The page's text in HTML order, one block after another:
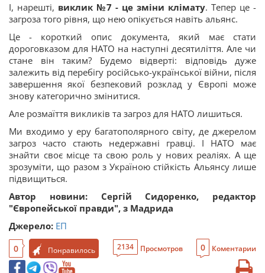
І, нарешті, виклик №7 - це зміни клімату. Тепер це -
загроза того рівня, що нею опікується навіть альянс.
Це - короткий опис документа, який має стати
дороговказом для НАТО на наступні десятиліття. Але чи
стане він таким? Будемо відверті: відповідь дуже
залежить від перебігу російсько-української війни, після
завершення якої безпековий розклад у Європі може
знову категорично змінитися.
Але розмаїття викликів та загроз для НАТО лишиться.
Ми входимо у еру багатополярного світу, де джерелом
загроз часто стають недержавні гравці. І НАТО має
знайти своє місце та свою роль у нових реаліях. А ще
зрозуміти, що разом з Україною стійкість Альянсу лише
підвищиться.
Автор
новини: Сергій Сидоренко,
редактор
"Європейської правди", з Мадрида
Джерело: ЕП
0 Понравилось 2134 Просмотров 0 Коментарии